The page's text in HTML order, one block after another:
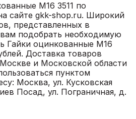
М16 3511 по
сайте gkk-shop.ru. Широкий
представленных в
вам подобрать необходимую
Гайки оцинкованные М16
Доставка товаров
и Московской области
пунктом
Москва, ул. Кусковская
Посад, ул. Пограничная, д.